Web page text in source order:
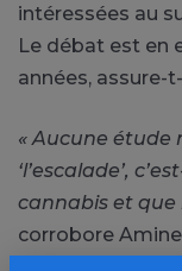
intéressées au
Le débat est en
années, assure-
« Aucune étude
‘l’escalade’,
cannabis et que
corrobore